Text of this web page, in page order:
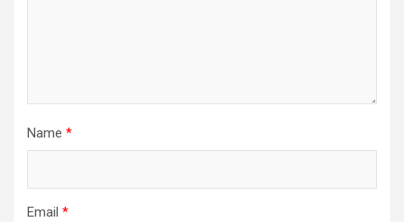
Name *
Email *